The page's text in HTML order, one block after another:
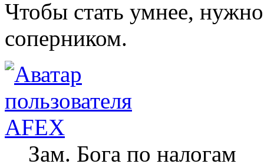
Чтобы стать умнее,
соперником.
AFEX
Зам. Бога по налогам